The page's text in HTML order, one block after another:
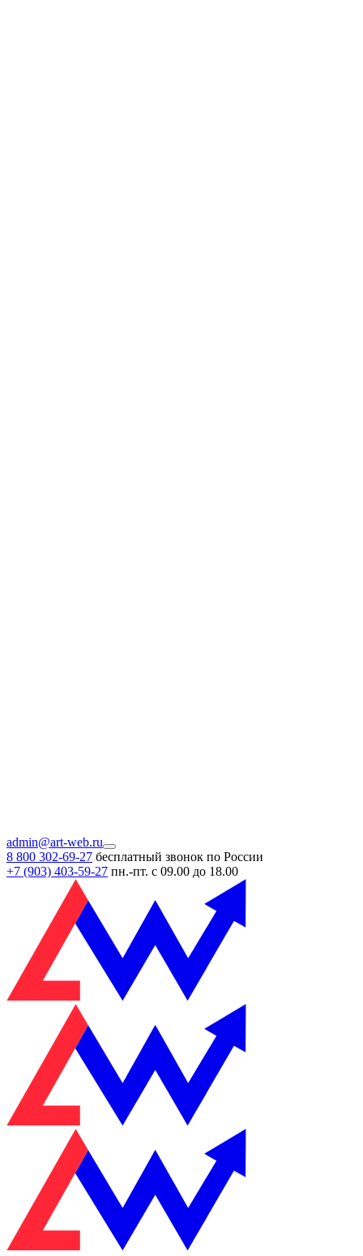
admin@art-web.ru
8 800 302-69-27 бесплатный звонок по России
+7 (903) 403-59-27 пн.-пт. с 09.00 до 18.00